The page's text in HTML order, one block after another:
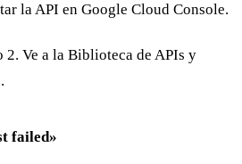
la API en Google Cloud Console.
2. Ve a la Biblioteca de APIs y
failed»